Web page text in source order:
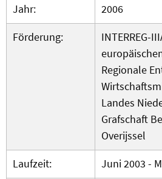
Jahr:
2006
Förderung:
INTERREG-
Regionale
Landes
Grafschaft
Overijssel
Laufzeit:
Juni 2003 -